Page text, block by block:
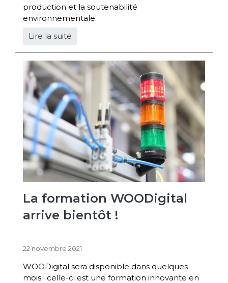
production et la soutenabilité
environnementale.
Lire la suite
La formation WOODigital
arrive bientôt !
22 novembre 2021
WOODigital sera disponible dans quelques
mois ! celle-ci est une formation innovante en